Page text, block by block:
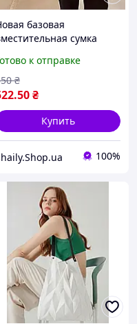
базовая
сумка
к отправке
.50₴
₴
Купить
100%